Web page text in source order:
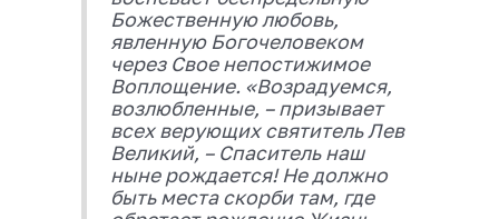
Божественную любовь,
явленную Богочеловеком
через Свое непостижимое
Воплощение. «Возрадуемся,
возлюбленные, – призывает
всех верующих святитель Лев
Великий, – Спаситель наш
ныне рождается! Не должно
быть места скорби там, где